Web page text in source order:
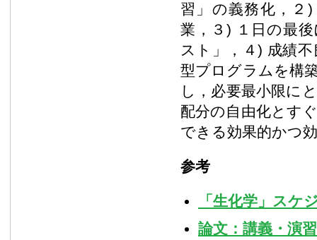
習」の義務化，２
業，３) １日の最
スト」，４) 成績
型プログラムを構
し，必要最小限に
配分の自由化とす
できる効果的かつ
参考
「生化学」スケ
論文：講義・演